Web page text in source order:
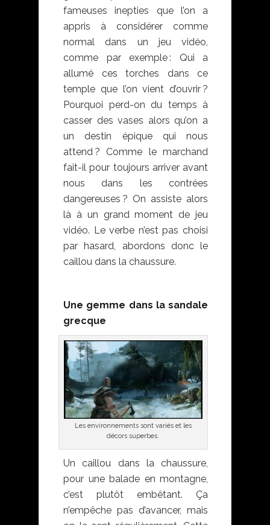
fameuses inepties que l’on a
appris à considérer comme
normal dans un jeu vidéo,
comme par exemple : Qui a
allumé ces torches dans ce
temple que l’on vient d’ouvrir ?
Pourquoi perd-on du temps à
casser des vases alors qu’on a
un destin épique qui nous
attend ? Comme le marchand
fait-il pour toujours arriver avant
nous dans les contrées
dangereuses ? On assiste alors
là à un grand moment de jeu
vidéo. Le verbe n’est pas choisi
par hasard, abordons donc le
caillou dans la chaussure.
Une gemme dans la sandale
grecque
Les environnements sont variés et les
décors superbes.
Un caillou dans la chaussure,
pour une balade en montagne,
c’est plutôt embêtant. Ça
n’empêche pas d’avancer, mais